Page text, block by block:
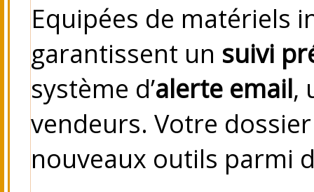
Equipées de matériels
garantissent un suivi
système d’alerte email,
vendeurs. Votre
nouveaux outils parmi